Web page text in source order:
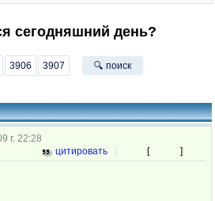
сегодняшний день?
3906 3907 🔍 поиск
г. 22:28
цитировать
| [ ]